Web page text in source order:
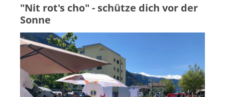
"Nit rot's cho" - schütze dich vor der
Sonne